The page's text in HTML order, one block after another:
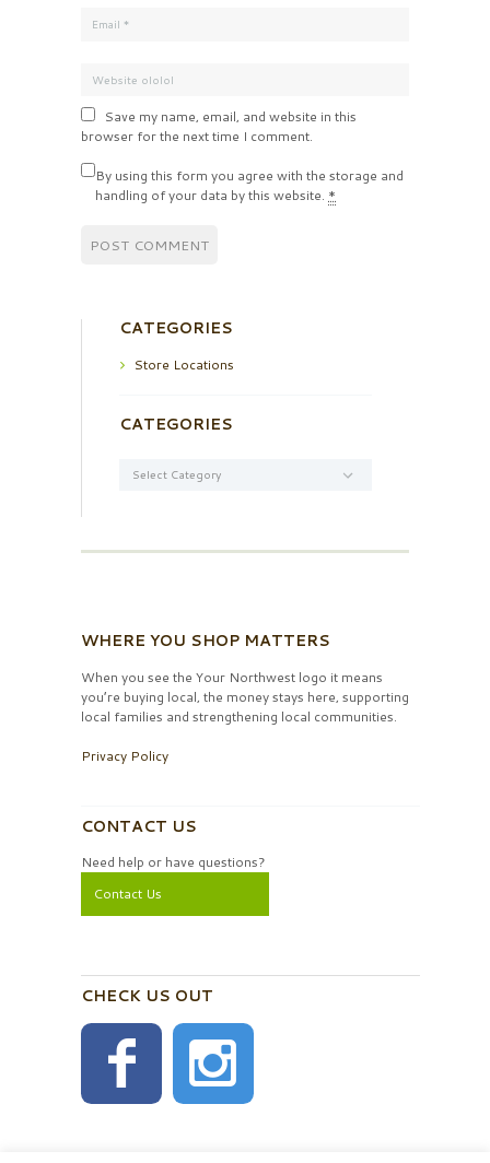
Save my name, email, and website in this
browser for the next time I comment.
By using this form you agree with the storage and
handling of your data by this website. *
CATEGORIES
Store Locations
CATEGORIES
WHERE YOU SHOP MATTERS
When you see the Your Northwest logo it means
you’re buying local, the money stays here, supporting
local families and strengthening local communities.
Privacy Policy
CONTACT US
Need help or have questions?
Contact Us
CHECK US OUT